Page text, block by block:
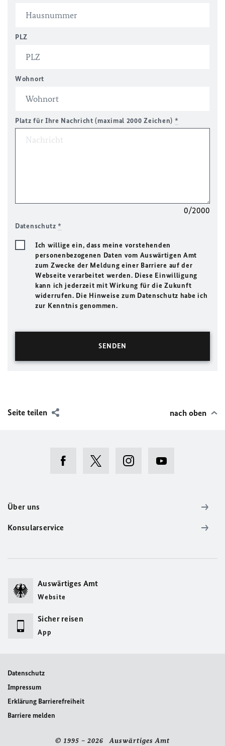
PLZ
Wohnort
Platz für Ihre Nachricht (maximal 2000 Zeichen) *
0/2000
Datenschutz*
Ich willige ein, dass meine vorstehenden
personenbezogenen Daten vom Auswärtigen Amt
zum Zwecke der Meldung einer Barriere auf der
Webseite verarbeitet werden. Diese Einwilligung
kann ich jederzeit mit Wirkung für die Zukunft
widerrufen. Die Hinweise zum Datenschutz habe ich
zur Kenntnis genommen.
Seite teilen nach oben
Über uns
Konsularservice
Auswärtiges Amt
Website
Sicher reisen
App
Datenschutz
Impressum
Erklärung Barrierefreiheit
Barriere melden
© 1995 – 2026 Auswärtiges Amt